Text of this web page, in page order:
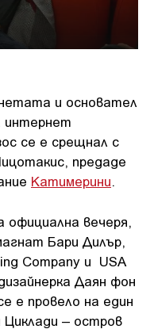
и основател
интернет
се е срещнал с
предаде
Катимерини.
вечеря,
Бари Дилър,
Company и USA
Даян фон
е провело на един
– остров